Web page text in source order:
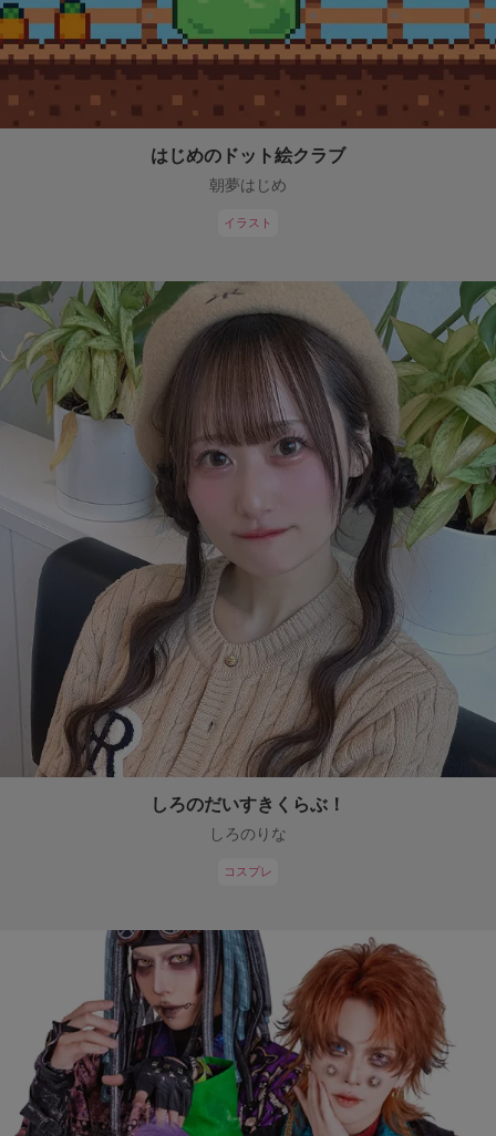
はじめのドット絵クラブ
朝夢はじめ
イラスト
しろのだいすきくらぶ！
しろのりな
コスプレ